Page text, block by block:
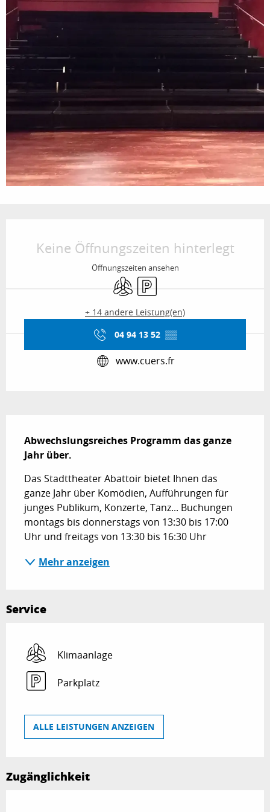
Keine Öffnungszeiten hinterlegt
Öffnungszeiten ansehen
Klimaanlage
Parkplatz
+ 14 andere Leistung(en)
04 94 13 52 ▒▒
www.cuers.fr
Abwechslungsreiches Programm das ganze
Jahr über.
Das Stadttheater Abattoir bietet Ihnen das
ganze Jahr über Komödien, Aufführungen für
junges Publikum, Konzerte, Tanz... Buchungen
montags bis donnerstags von 13:30 bis 17:00
Uhr und freitags von 13:30 bis 16:30 Uhr
Mehr anzeigen
Service
Klimaanlage
Parkplatz
ALLE LEISTUNGEN ANZEIGEN
Zugänglichkeit